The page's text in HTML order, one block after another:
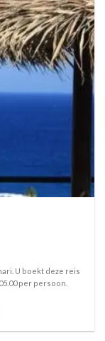
U boekt deze reis
per persoon.